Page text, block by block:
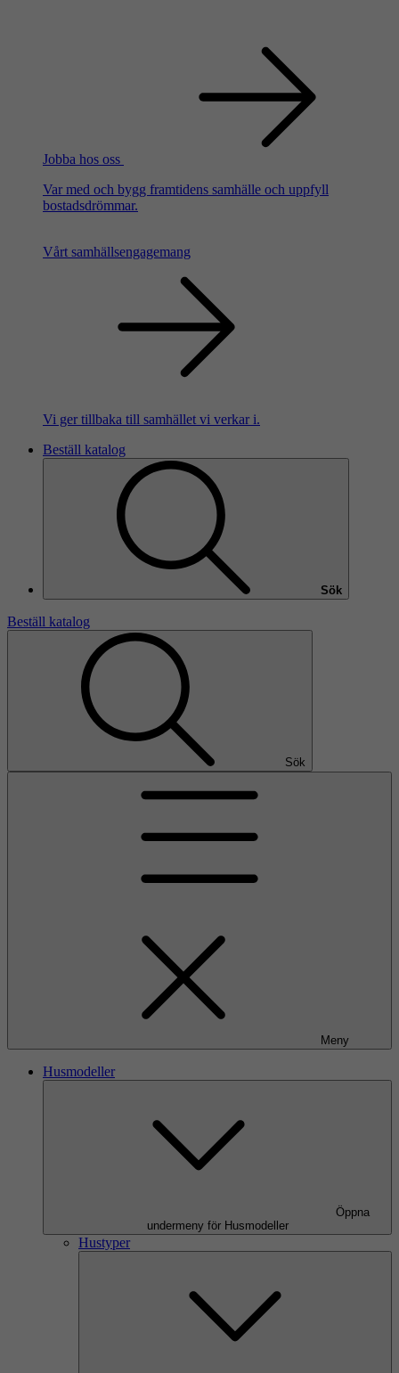
Jobba hos oss
Var med och bygg framtidens samhälle och uppfyll
bostadsdrömmar.
Vårt samhällsengagemang
Vi ger tillbaka till samhället vi verkar i.
Beställ katalog
Sök
Beställ katalog
Sök
Meny
Husmodeller
Öppna
undermeny för Husmodeller
Hustyper